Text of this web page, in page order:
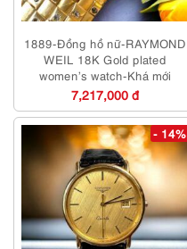
1889-Đồng hồ nữ-RAYMOND
WEIL 18K Gold plated
women’s watch-Khá mới
7,217,000 đ
- 14%